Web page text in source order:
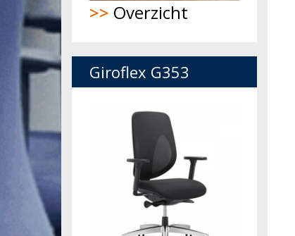
>> Overzicht
Giroflex G353